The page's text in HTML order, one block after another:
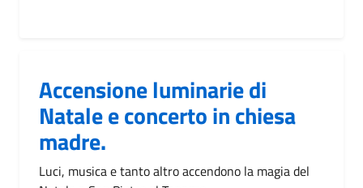
Accensione luminarie di
Natale e concerto in chiesa
madre.
Luci, musica e tanto altro accendono la magia del